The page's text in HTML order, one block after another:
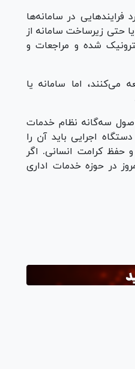
در سامانه‌ها
حتی زیرساخت سامانه از
شده و مراجعات و
اما سامانه یا
سه‌گانه نظام خدمات
اجرایی باید آن را
حفظ کرامت انسانی. اگر
در حوزه خدمات اداری